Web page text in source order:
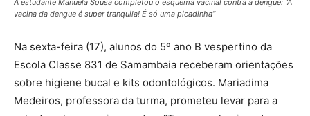
A estudante Manuela Sousa completou o esquema vacinal contra a dengue: “A
vacina da dengue é super tranquila! É só uma picadinha”
Na sexta-feira (17), alunos do 5º ano B vespertino da
Escola Classe 831 de Samambaia receberam orientações
sobre higiene bucal e kits odontológicos. Mariadima
Medeiros, professora da turma, prometeu levar para a